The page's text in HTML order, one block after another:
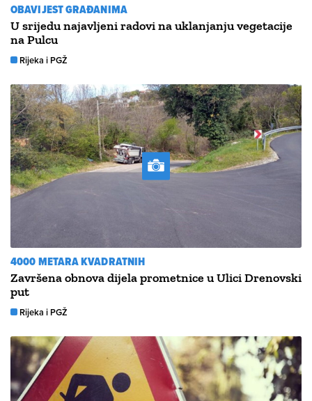
OBAVIJEST GRAĐANIMA
U srijedu najavljeni radovi na uklanjanju vegetacije
na Pulcu
Rijeka i PGŽ
4000 METARA KVADRATNIH
Završena obnova dijela prometnice u Ulici Drenovski
put
Rijeka i PGŽ